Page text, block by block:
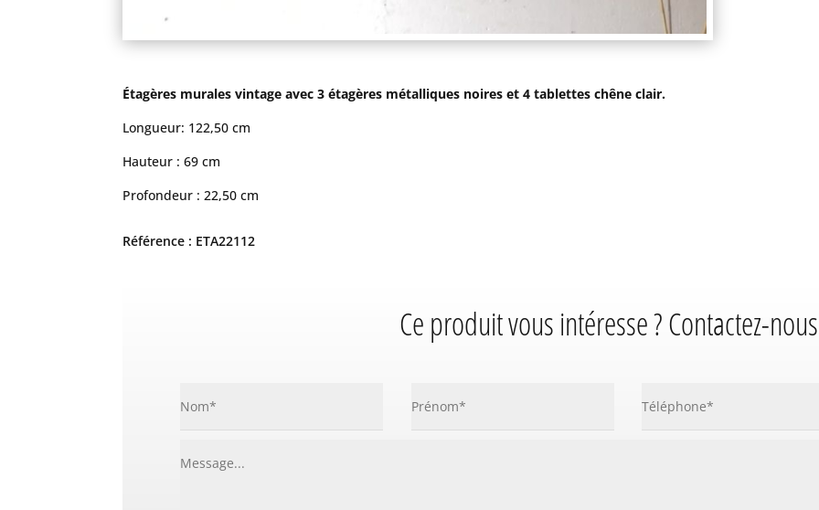
Étagères murales vintage avec 3 étagères métalliques noires et 4 tablettes chêne clair.
Longueur: 122,50 cm
Hauteur : 69 cm
Profondeur : 22,50 cm
Référence : ETA22112
Ce produit vous intéresse ? Contactez-